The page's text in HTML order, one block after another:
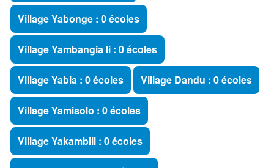
Village Yabonge : 0 écoles
Village Yambangia Ii : 0 écoles
Village Yabia : 0 écoles Village Dandu : 0 écoles
Village Yamisolo : 0 écoles
Village Yakambili : 0 écoles